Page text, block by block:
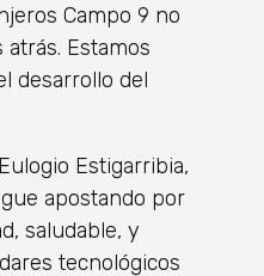
Campo 9 no
Estamos
desarrollo del
Estigarribia,
apostando por
saludable, y
tecnológicos